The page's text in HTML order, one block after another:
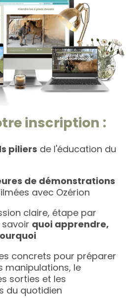
inscription :
piliers de l'éducation du
de démonstrations
avec Ozérion
claire, étape par
quoi apprendre,
concrets pour préparer
manipulations, le
sorties et les
du quotidien